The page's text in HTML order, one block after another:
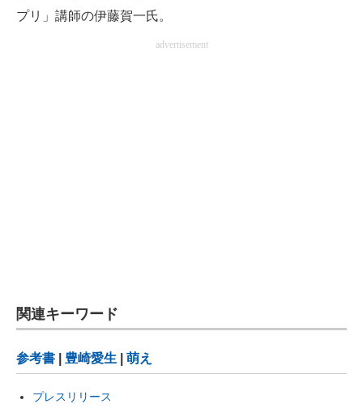
電子設計の基本と応用
プリ」講師の伊藤賀一氏。
advertisement
関連キーワード
参考書 豊崎愛生 萌え
プレスリリース